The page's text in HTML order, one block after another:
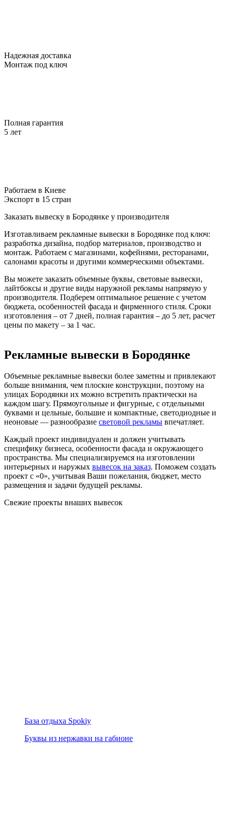
Надежная доставка
Монтаж под ключ
Полная гарантия
5 лет
Работаем в Киеве
Экспорт в 15 стран
Заказать вывеску в Бородянке у производителя
Изготавливаем рекламные вывески в Бородянке под ключ:
разработка дизайна, подбор материалов, производство и
монтаж. Работаем с магазинами, кофейнями, ресторанами,
салонами красоты и другими коммерческими объектами.
Вы можете заказать объемные буквы, световые вывески,
лайтбоксы и другие виды наружной рекламы напрямую у
производителя. Подберем оптимальное решение с учетом
бюджета, особенностей фасада и фирменного стиля. Сроки
изготовления – от 7 дней, полная гарантия – до 5 лет, расчет
цены по макету – за 1 час.
Рекламные вывески в Бородянке
Объемные рекламные вывески более заметны и привлекают
больше внимания, чем плоские конструкции, поэтому на
улицах Бородянки их можно встретить практически на
каждом шагу. Прямоугольные и фигурные, с отдельными
буквами и цельные, большие и компактные, светодиодные и
неоновые — разнообразие световой рекламы впечатляет.
Каждый проект индивидуален и должен учитывать
специфику бизнеса, особенности фасада и окружающего
пространства. Мы специализируемся на изготовлении
интерьерных и наружых вывесок на заказ. Поможем создать
проект с «0», учитывая Ваши пожелания, бюджет, место
размещения и задачи будущей рекламы.
Свежие проекты внаших вывесок
База отдыха Spokiy
Буквы из нержавки на габионе